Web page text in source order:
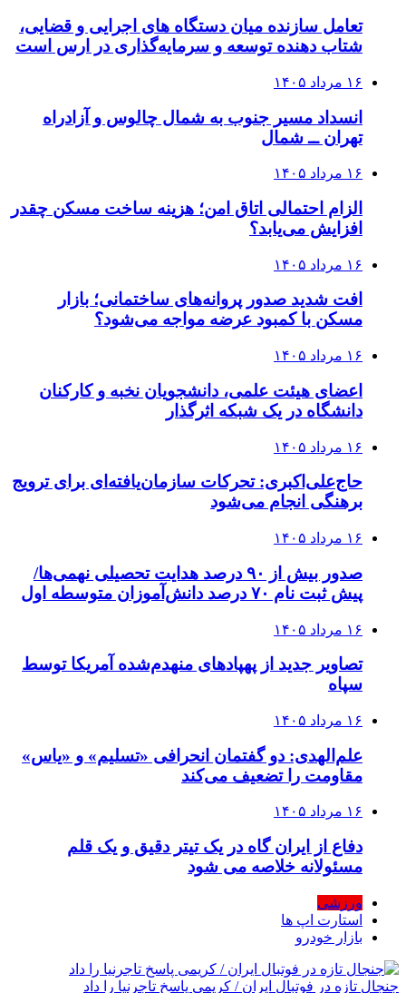
تعامل سازنده میان دستگاه‌ های اجرایی و قضایی،
شتاب‌ دهنده توسعه و سرمایه‌گذاری در ارس است
۱۶ مرداد ۱۴۰۵
انسداد مسیر جنوب به شمال چالوس و آزادراه
تهران ــ شمال
۱۶ مرداد ۱۴۰۵
الزام احتمالی اتاق امن؛ هزینه ساخت مسکن چقدر
افزایش می‌یابد؟
۱۶ مرداد ۱۴۰۵
افت شدید صدور پروانه‌های ساختمانی؛ بازار
مسکن با کمبود عرضه مواجه می‌شود؟
۱۶ مرداد ۱۴۰۵
اعضای هیئت علمی، دانشجویان نخبه و کارکنان
دانشگاه در یک شبکه‌ اثرگذار
۱۶ مرداد ۱۴۰۵
حاج‌علی‌اکبری: تحرکات سازمان‌یافته‌ای برای ترویج
برهنگی انجام می‌شود
۱۶ مرداد ۱۴۰۵
صدور بیش از ۹۰ درصد هدایت تحصیلی نهمی‌ها/
پیش ثبت نام ۷۰ درصد دانش‌آموزان متوسطه اول
۱۶ مرداد ۱۴۰۵
تصاویر جدید از پهپادهای منهدم‌شده آمریکا توسط
سپاه
۱۶ مرداد ۱۴۰۵
علم‌الهدی: دو گفتمان انحرافی «تسلیم» و «یاس»
مقاومت را تضعیف می‌کند
۱۶ مرداد ۱۴۰۵
دفاع از ایران گاه در یک تیتر دقیق و یک قلم
مسئولانه خلاصه می شود
ورزشی
استارت اپ ها
بازار خودرو
جنجال تازه در فوتبال ایران / کریمی پاسخ تاجرنیا را داد